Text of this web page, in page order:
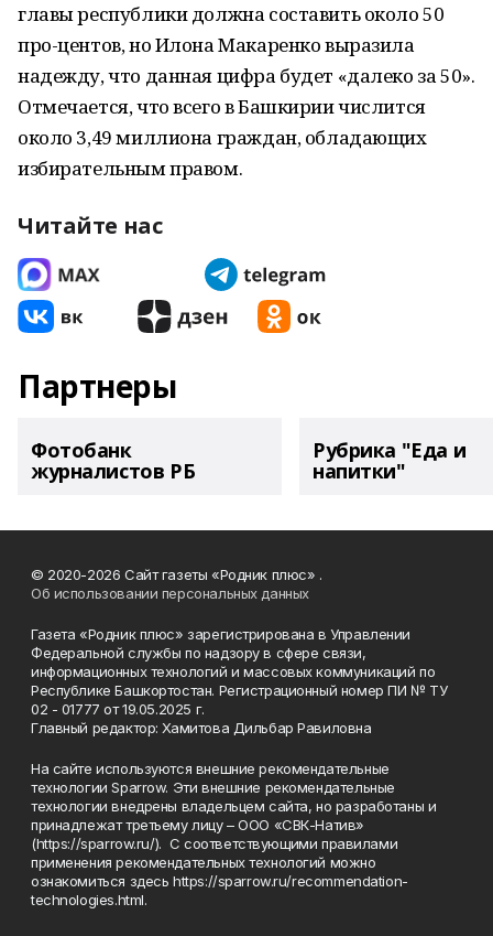
главы республики должна составить около 50
про-центов, но Илона Макаренко выразила
надежду, что данная цифра будет «далеко за 50».
Отмечается, что всего в Башкирии числится
около 3,49 миллиона граждан, обладающих
избирательным правом.
Читайте нас
Партнеры
Фотобанк
журналистов РБ
Рубрика "Еда и
напитки"
© 2020-2026 Сайт газеты «Родник плюс» .
Об использовании персональных данных
Газета «Родник плюс» зарегистрирована в Управлении
Федеральной службы по надзору в сфере связи,
информационных технологий и массовых коммуникаций по
Республике Башкортостан. Регистрационный номер ПИ № ТУ
02 - 01777 от 19.05.2025 г.
Главный редактор: Хамитова Дильбар Равиловна
На сайте используются внешние рекомендательные
технологии Sparrow. Эти внешние рекомендательные
технологии внедрены владельцем сайта, но разработаны и
принадлежат третьему лицу – ООО «СВК-Натив»
(https://sparrow.ru/). С соответствующими правилами
применения рекомендательных технологий можно
ознакомиться здесь https://sparrow.ru/recommendation-
technologies.html.